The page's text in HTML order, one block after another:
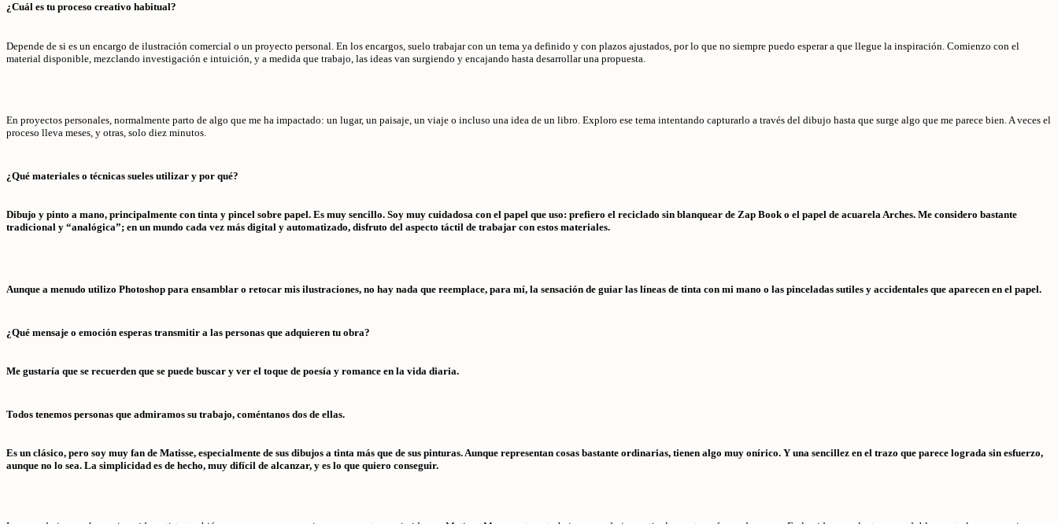
¿Cuál es tu proceso creativo habitual?
Depende de si es un encargo de ilustración comercial o un proyecto personal. En los encargos, suelo trabajar con un tema ya definido y con plazos ajustados, por lo que no siempre puedo esperar a que llegue la inspiración. Comienzo con el
material disponible, mezclando investigación e intuición, y a medida que trabajo, las ideas van surgiendo y encajando hasta desarrollar una propuesta.
En proyectos personales, normalmente parto de algo que me ha impactado: un lugar, un paisaje, un viaje o incluso una idea de un libro. Exploro ese tema intentando capturarlo a través del dibujo hasta que surge algo que me parece bien. A veces el
proceso lleva meses, y otras, solo diez minutos.
¿Qué materiales o técnicas sueles utilizar y por qué?
Dibujo y pinto a mano, principalmente con tinta y pincel sobre papel. Es muy sencillo. Soy muy cuidadosa con el papel que uso: prefiero el reciclado sin blanquear de Zap Book o el papel de acuarela Arches. Me considero bastante
tradicional y “analógica”; en un mundo cada vez más digital y automatizado, disfruto del aspecto táctil de trabajar con estos materiales.
Aunque a menudo utilizo Photoshop para ensamblar o retocar mis ilustraciones, no hay nada que reemplace, para mí, la sensación de guiar las líneas de tinta con mi mano o las pinceladas sutiles y accidentales que aparecen en el papel.
¿Qué mensaje o emoción esperas transmitir a las personas que adquieren tu obra?
Me gustaría que se recuerden que se puede buscar y ver el toque de poesía y romance en la vida diaria.
Todos tenemos personas que admiramos su trabajo, coméntanos dos de ellas.
Es un clásico, pero soy muy fan de Matisse, especialmente de sus dibujos a tinta más que de sus pinturas. Aunque representan cosas bastante ordinarias, tienen algo muy onírico. Y una sencillez en el trazo que parece lograda sin esfuerzo,
aunque no lo sea. La simplicidad es de hecho, muy difícil de alcanzar, y es lo que quiero conseguir.